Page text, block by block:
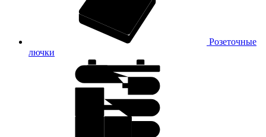
Розеточные
лючки